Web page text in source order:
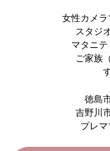
女性カメ
スタジ
マタニ
ご家族
徳島
吉野川
プレマ